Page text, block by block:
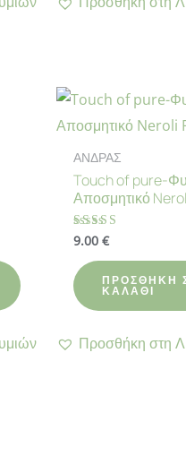
ΑΝΔΡΑΣ
Touch of pure-
Αποσμητικό
Βαθμολογήθηκε
4.83
από 5
9.00 €
ΠΡΟΣΘΉΚΗ
ΚΑΛΆΘΙ
Προσθήκη στη